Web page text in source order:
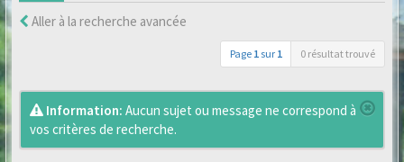
Aller à la recherche avancée
Page 1 sur 1 0 résultat trouvé
Information: Aucun sujet ou message ne correspond à
vos critères de recherche.